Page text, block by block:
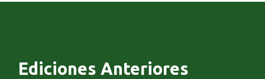
Ediciones Anteriores